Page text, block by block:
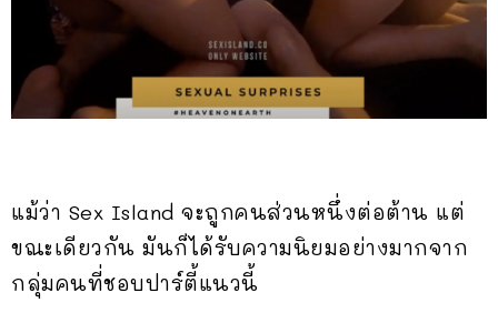
แม้ว่า Sex Island จะถูกคนส่วนหนึ่งต่อต้าน แต่
ขณะเดียวกัน มันก็ได้รับความนิยมอย่างมากจาก
กลุ่มคนที่ชอบปาร์ตี้แนวนี้